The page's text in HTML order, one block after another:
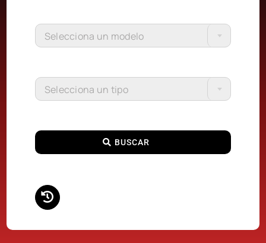
Selecciona un modelo
Selecciona un tipo
BUSCAR